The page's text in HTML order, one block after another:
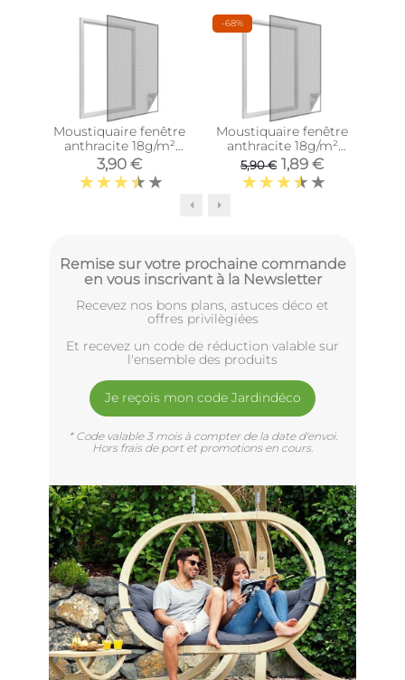
Moustiquaire fenêtre
anthracite 18g/m²
bande auto-
agrippante 7,5 mm
(max 130x150 cm)
3,90 €
-68%
Moustiquaire fenêtre
anthracite 18g/m²
bande auto-
agrippante 7,5 mm
(max 150x180 cm)
5,90 € 1,89 €
Remise sur votre prochaine commande
en vous inscrivant à la Newsletter
Recevez nos bons plans, astuces déco et
offres privilègiées
Et recevez un code de réduction valable sur
l'ensemble des produits
Je reçois mon code Jardindéco
* Code valable 3 mois à compter de la date d'envoi.
Hors frais de port et promotions en cours.